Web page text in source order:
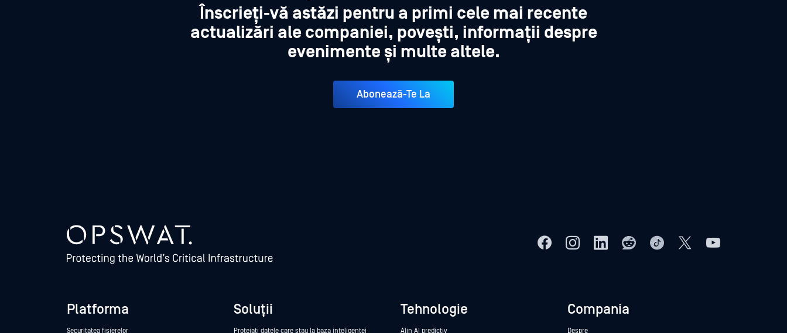
Înscrieți-vă astăzi pentru a primi cele mai recente
actualizări ale companiei, povești, informații despre
evenimente și multe altele.
Abonează-Te La
Platforma
Securitatea fișierelor
Soluții
Protejați datele care stau la baza inteligenței
Tehnologie
Alin AI predictiv
Compania
Despre